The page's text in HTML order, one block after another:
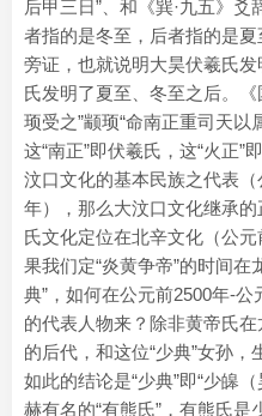
后甲三日”、和《巽·九五》爻
者指的是冬至，后者指的是
旁证，也就说明大昊伏羲氏
氏发明了夏至、冬至之后。《
顼受之”颛顼“命南正重司天以
这“南正”即伏羲氏，这“火正”
汶口文化的基本民族之代表
年），那么大汶口文化继承
氏文化定位在北辛文化（公
果我们定“炎黄争帝”的时间在
典”，如何在公元前2500年-
的代表人物来？除非黄帝氏
的后代，和这位“少典”女孙，
如此的结论是“少典”即“少皞
赫有名的“有熊氏”，有熊氏